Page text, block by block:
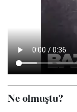
Ne olmuştu?